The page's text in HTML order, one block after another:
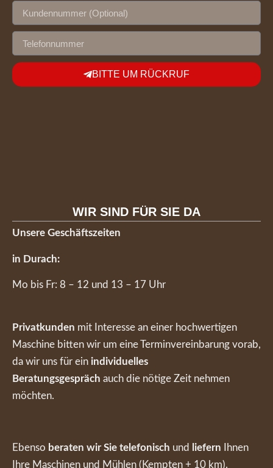
BITTE UM RÜCKRUF
WIR SIND FÜR SIE DA
Unsere Geschäftszeiten
in Durach:
Mo bis Fr: 8 – 12 und 13 – 17 Uhr
Privatkunden mit Interesse an einer hochwertigen
Maschine bitten wir um eine Terminvereinbarung vorab,
da wir uns für ein individuelles
Beratungsgespräch auch die nötige Zeit nehmen
möchten.
Ebenso beraten wir Sie telefonisch und liefern Ihnen
Ihre Maschinen und Mühlen (Kempten + 10 km).